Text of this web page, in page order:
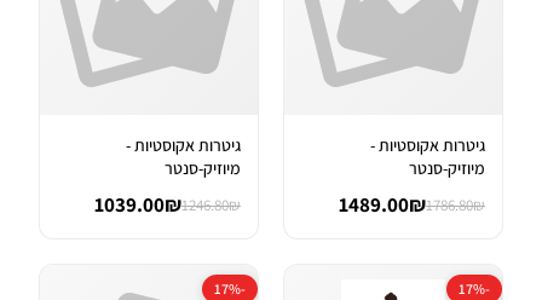
גיטרות אקוסטיות -
מיוזיק-סנטר
1786.80₪
1489.00₪
גיטרות אקוסטיות -
מיוזיק-סנטר
1246.80₪
1039.00₪
-17%
-17%